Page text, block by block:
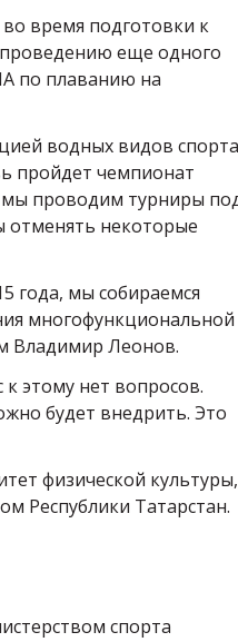
время подготовки к
еще одного
по плаванию на
водных видов
пройдет чемпионат
мы проводим турниры
отменять некоторые
года, мы собираемся
многофункциональной
Владимир Леонов.
этому нет вопросов.
будет внедрить. Это
физической культуры,
Республики Татарстан.
спорта